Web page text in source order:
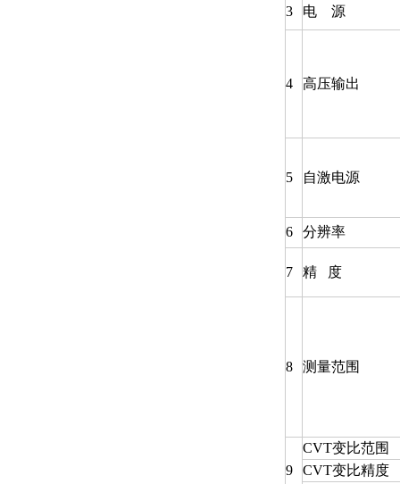
3 电 源
4 高压输出
5 自激电源
6 分辨率
7 精 度
8 测量范围
9
CVT变比范围
CVT变比精度